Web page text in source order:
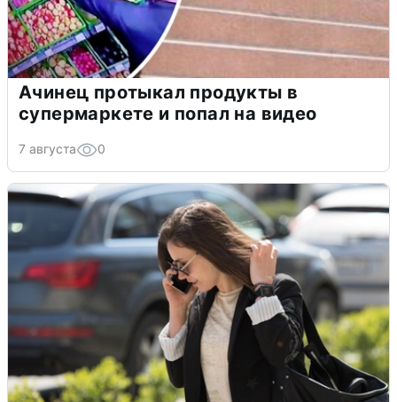
Ачинец протыкал продукты в
супермаркете и попал на видео
7 августа 0